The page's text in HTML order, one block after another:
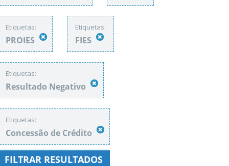
Etiquetas:
PROIES
Etiquetas:
FIES
Etiquetas:
Resultado Negativo
Etiquetas:
Concessão de Crédito
FILTRAR RESULTADOS